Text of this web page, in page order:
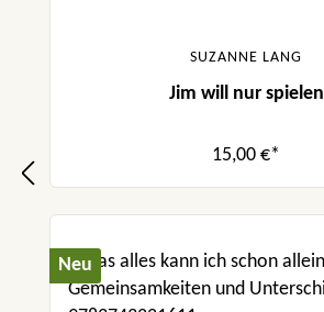
SUZANNE LANG
Jim will nur spielen
15,00 €*
Neu